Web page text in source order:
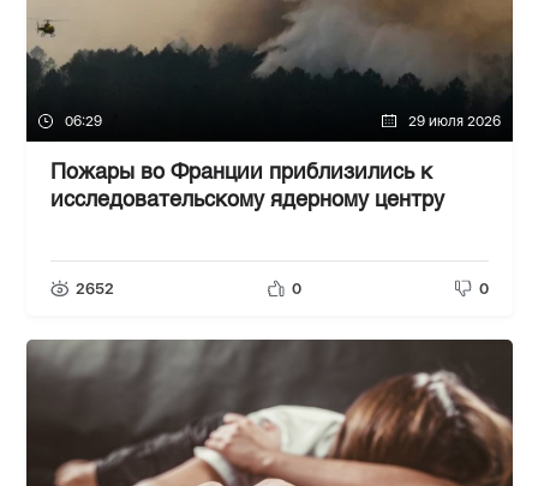
06:29 29 июля 2026
Пожары во Франции приблизились к
исследовательскому ядерному центру
2652 0 0